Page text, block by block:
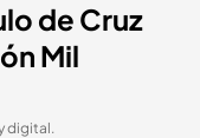
de Cruz
Mil
digital.